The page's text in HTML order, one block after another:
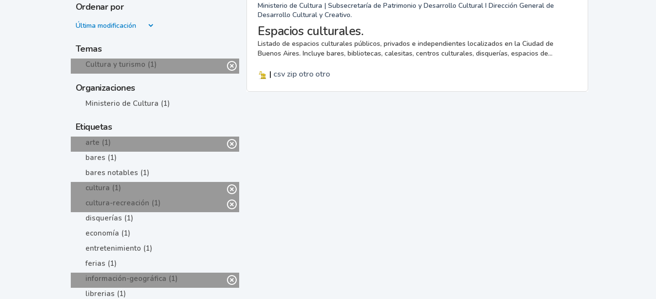
Ordenar por
Temas
Cultura y turismo (1)
Organizaciones
Ministerio de Cultura (1)
Etiquetas
arte (1)
bares (1)
bares notables (1)
cultura (1)
cultura-recreación (1)
disquerías (1)
economía (1)
entretenimiento (1)
ferias (1)
información-geográfica (1)
librerias (1)
Ministerio de Cultura | Subsecretaría de Patrimonio y Desarrollo Cultural I Dirección General de
Desarrollo Cultural y Creativo.
Espacios culturales.
Listado de espacios culturales públicos, privados e independientes localizados en la Ciudad de
Buenos Aires. Incluye bares, bibliotecas, calesitas, centros culturales, disquerías, espacios de...
| csvzip otro otro